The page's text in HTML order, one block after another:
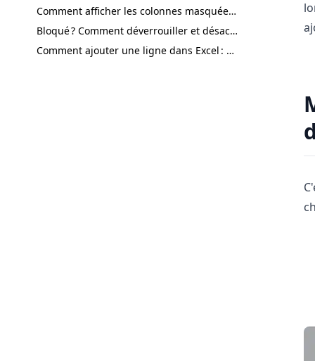
Comment afficher les colonnes masquées dans Excel : les méthodes les plus rapides pour chaque situation
Bloqué ? Comment déverrouiller et désactiver la protection des feuilles Excel en toute sécurité
Comment ajouter une ligne dans Excel : guide ultime pour une mise en forme plus rapide